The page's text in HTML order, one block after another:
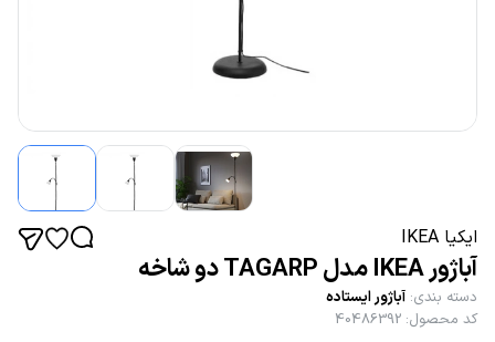
ایکیا IKEA
آباژور IKEA مدل TAGARP دو شاخه
دسته بندی: آباژور ایستاده
کد محصول:
40486392